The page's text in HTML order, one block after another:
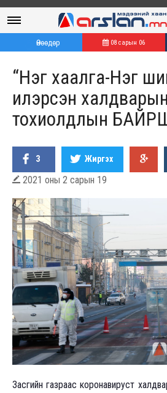
Өнөөдөр 08 сарын 06
“Нэг хаалга-Нэг
илэрсэн халдварын
тохиолдлын
3 Жиргэх
 2021 оны 2 сарын 19
Засгийн газраас коронавируст